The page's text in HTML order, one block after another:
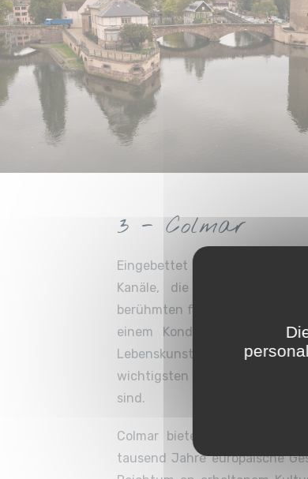
3 - Colmar
Eingebettet in die Weinberge,
Kanäle, die Blumenpracht,
berühmten feinen Weine und
einem Kondensat des
Lebenskunst, in der
wichtigsten Werte einer
sind.
Colmar bietet Ihnen einen
tausend Jahre europäische